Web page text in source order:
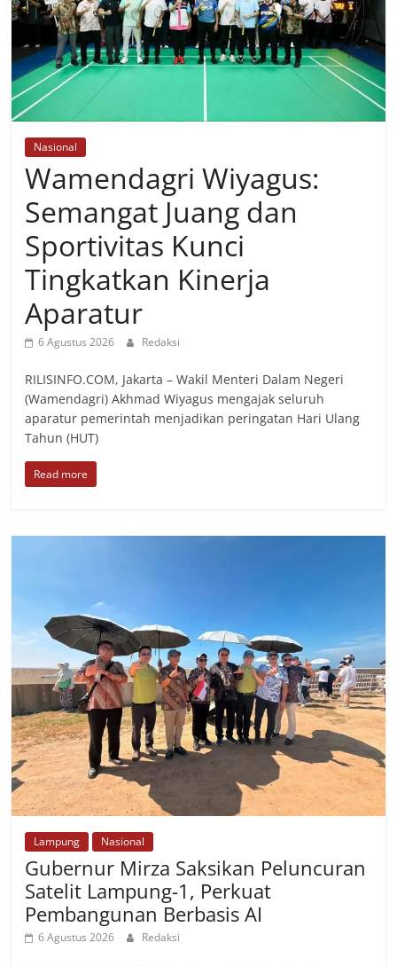
Nasional
Wamendagri Wiyagus:
Semangat Juang dan
Sportivitas Kunci
Tingkatkan Kinerja
Aparatur
6 Agustus 2026 Redaksi
RILISINFO.COM, Jakarta – Wakil Menteri Dalam Negeri
(Wamendagri) Akhmad Wiyagus mengajak seluruh
aparatur pemerintah menjadikan peringatan Hari Ulang
Tahun (HUT)
Read more
Lampung Nasional
Gubernur Mirza Saksikan Peluncuran
Satelit Lampung-1, Perkuat
Pembangunan Berbasis AI
6 Agustus 2026 Redaksi